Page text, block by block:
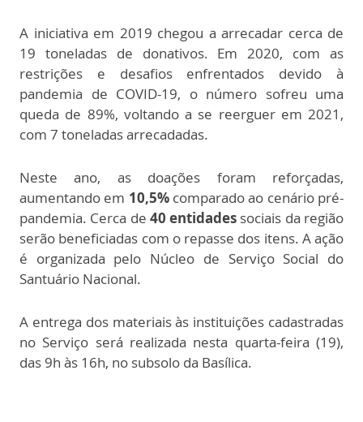
A iniciativa em 2019 chegou a arrecadar cerca de
19 toneladas de donativos. Em 2020, com as
restrições e desafios enfrentados devido à
pandemia de COVID-19, o número sofreu uma
queda de 89%, voltando a se reerguer em 2021,
com 7 toneladas arrecadadas.
Neste ano, as doações foram reforçadas,
aumentando em 10,5%comparado ao cenário pré-
pandemia. Cerca de 40 entidades sociais da região
serão beneficiadas com o repasse dos itens. A ação
é organizada pelo Núcleo de Serviço Social do
Santuário Nacional.
A entrega dos materiais às instituições cadastradas
no Serviço será realizada nesta quarta-feira (19),
das 9h às 16h, no subsolo da Basílica.